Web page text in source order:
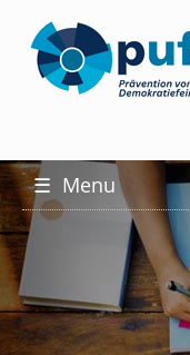
☰ Menu